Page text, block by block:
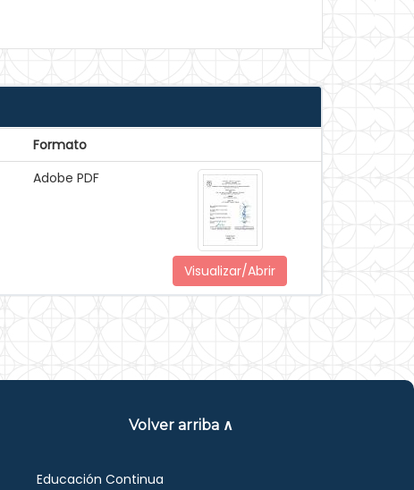
Formato
Adobe PDF
Visualizar/Abrir
Volver arriba ∧
Educación Continua